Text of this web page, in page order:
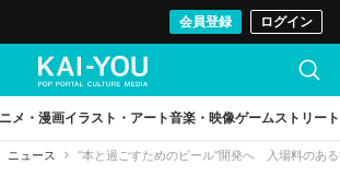
会員登録 ログイン
メ・漫画イラスト・アート音楽・映像ゲームストリート
ニュース “本と過ごすためのビール“開発へ 入場料のあ